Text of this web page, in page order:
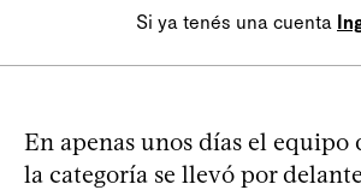
Si ya tenés una cuenta
En apenas unos días el equipo
la categoría se llevó por